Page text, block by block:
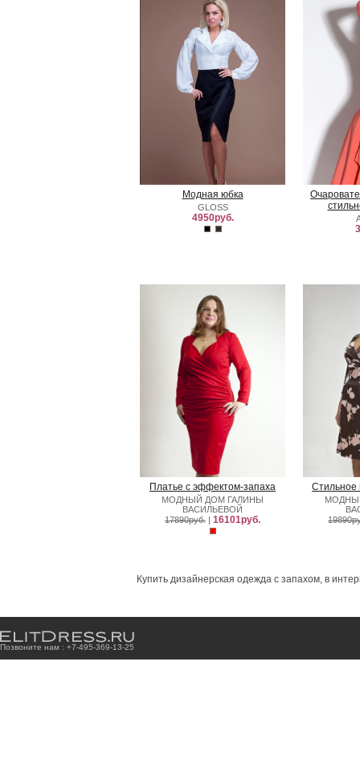
Модная юбка
GLOSS
4950руб.
Платье с эффектом-запаха
МОДНЫЙ ДОМ ГАЛИНЫ
ВАСИЛЬЕВОЙ
17890руб. | 16101руб.
Стильное
Купить дизайнерская одежда с запахом, в
Позвоните нам : +7-495-369-13-25